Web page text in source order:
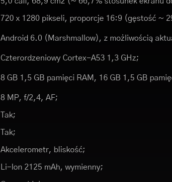
720 x 1280 pikseli, proporcje 16:9 (gęstość ~
Android 6.0 (Marshmallow), z możliwością
Czterordzeniowy Cortex-A53 1,3 GHz;
8 GB 1,5 GB pamięci RAM, 16 GB 1,5 GB
8 MP, f/2,4, AF;
Tak;
Tak;
Akcelerometr, bliskość;
Li-Ion 2125 mAh, wymienny;